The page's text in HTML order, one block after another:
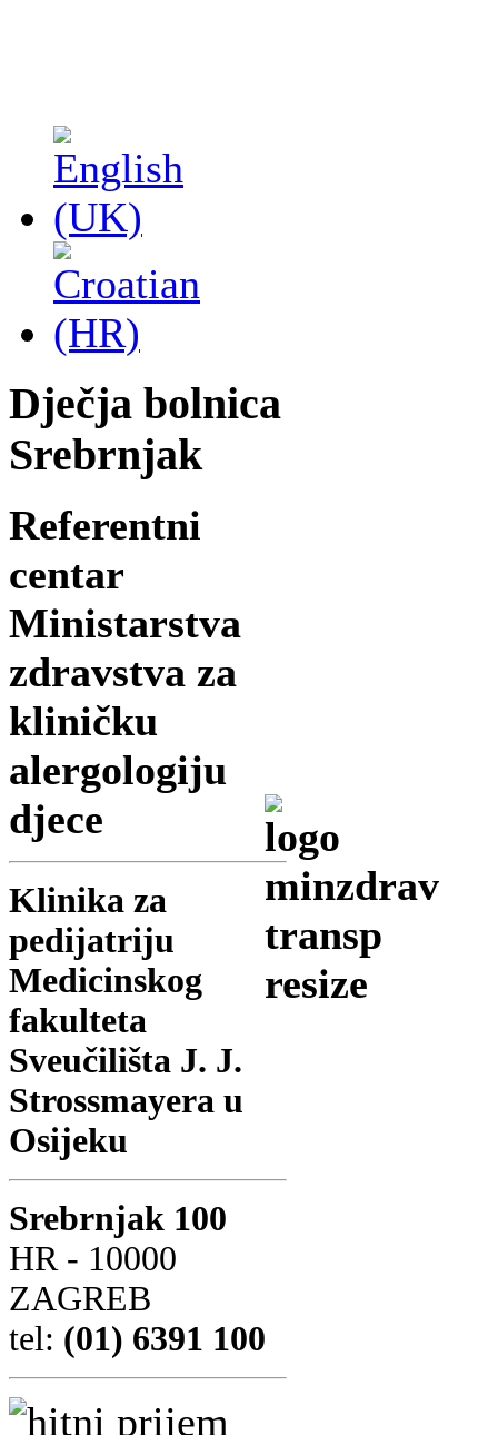
Dječja bolnica
Srebrnjak
Referentni
centar
Ministarstva
zdravstva za
kliničku
alergologiju
djece
Klinika za
pedijatriju
Medicinskog
fakulteta
Sveučilišta J. J.
Strossmayera u
Osijeku
Srebrnjak 100
HR - 10000
ZAGREB
tel: (01) 6391 100